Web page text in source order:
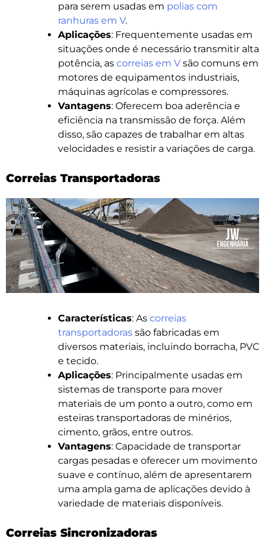
para serem usadas em polias com
ranhuras em V.
Aplicações: Frequentemente usadas em
situações onde é necessário transmitir alta
potência, as correias em V são comuns em
motores de equipamentos industriais,
máquinas agrícolas e compressores.
Vantagens: Oferecem boa aderência e
eficiência na transmissão de força. Além
disso, são capazes de trabalhar em altas
velocidades e resistir a variações de carga.
Correias Transportadoras
Características: As correias
transportadoras são fabricadas em
diversos materiais, incluindo borracha, PVC
e tecido.
Aplicações: Principalmente usadas em
sistemas de transporte para mover
materiais de um ponto a outro, como em
esteiras transportadoras de minérios,
cimento, grãos, entre outros.
Vantagens: Capacidade de transportar
cargas pesadas e oferecer um movimento
suave e contínuo, além de apresentarem
uma ampla gama de aplicações devido à
variedade de materiais disponíveis.
Correias Sincronizadoras